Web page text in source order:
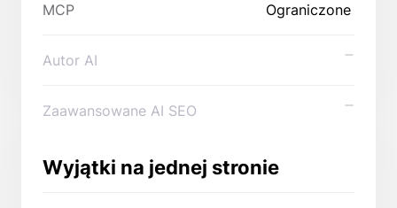
MCP Ograniczone
Autor AI
Zaawansowane AI SEO
Wyjątki na jednej stronie